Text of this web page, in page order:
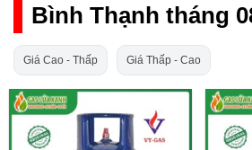
Bình Thạnh tháng
Giá Cao - Thấp Giá Thấp - Cao